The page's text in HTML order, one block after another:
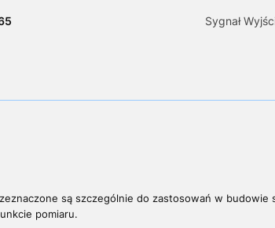
Sygnał
są szczególnie do zastosowań w
pomiaru.